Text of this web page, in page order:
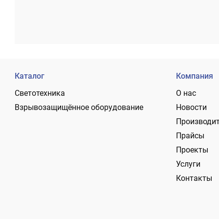
Каталог
Светотехника
Взрывозащищённое оборудование
Компания
О нас
Новости
Прайсы
Проекты
Услуги
Контакты